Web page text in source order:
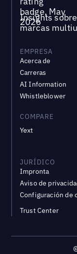
Insights
marcas
EMPRESA
Acerca de
Carreras
AI Information
Whistleblower
COMPARE
Yext
JURÍDICO
Impronta
Aviso de
Configuración de
Trust Center